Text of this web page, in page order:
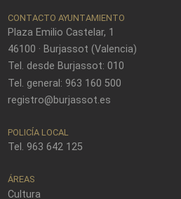
CONTACTO AYUNTAMIENTO
Plaza Emilio Castelar, 1
46100 · Burjassot (Valencia)
Tel. desde Burjassot: 010
Tel. general: 963 160 500
registro@burjassot.es
POLICÍA LOCAL
Tel. 963 642 125
ÁREAS
Cultura